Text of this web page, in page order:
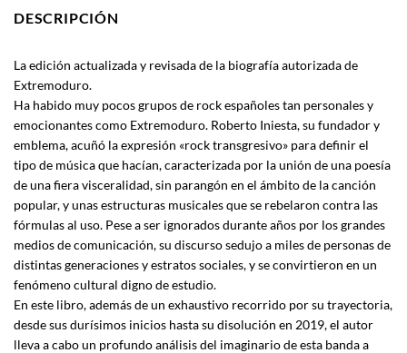
DESCRIPCIÓN
La edición actualizada y revisada de la biografía autorizada de
Extremoduro.
Ha habido muy pocos grupos de rock españoles tan personales y
emocionantes como Extremoduro. Roberto Iniesta, su fundador y
emblema, acuñó la expresión «rock transgresivo» para definir el
tipo de música que hacían, caracterizada por la unión de una poesía
de una fiera visceralidad, sin parangón en el ámbito de la canción
popular, y unas estructuras musicales que se rebelaron contra las
fórmulas al uso. Pese a ser ignorados durante años por los grandes
medios de comunicación, su discurso sedujo a miles de personas de
distintas generaciones y estratos sociales, y se convirtieron en un
fenómeno cultural digno de estudio.
En este libro, además de un exhaustivo recorrido por su trayectoria,
desde sus durísimos inicios hasta su disolución en 2019, el autor
lleva a cabo un profundo análisis del imaginario de esta banda a